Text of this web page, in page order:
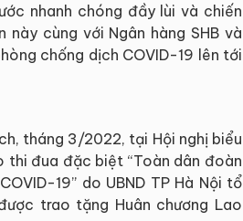
nhanh chóng đầy lùi và chiến
cùng với Ngân hàng SHB và
chống dịch COVID-19 lên tới
tháng 3/2022, tại Hội nghị biểu
thi đua đặc biệt “Toàn dân đoàn
19” do UBND TP Hà Nội tổ
trao tặng Huân chương Lao